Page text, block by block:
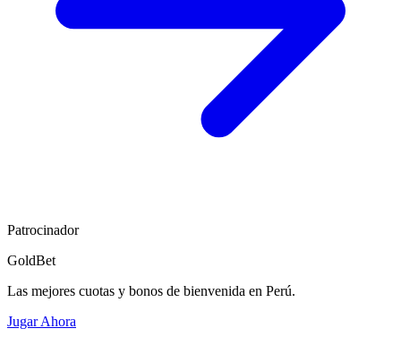
Patrocinador
GoldBet
Las mejores cuotas y bonos de bienvenida en Perú.
Jugar Ahora